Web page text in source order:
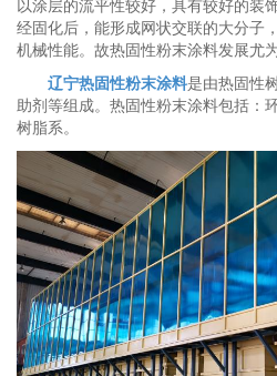
以涂层的流平性较好，具有较好的装
经固化后，能形成网状交联的大分子
机械性能。故热固性粉末涂料发展尤为
辽宁热固性粉末涂料是由热固性
助剂等组成。热固性粉末涂料包括：
树脂系。